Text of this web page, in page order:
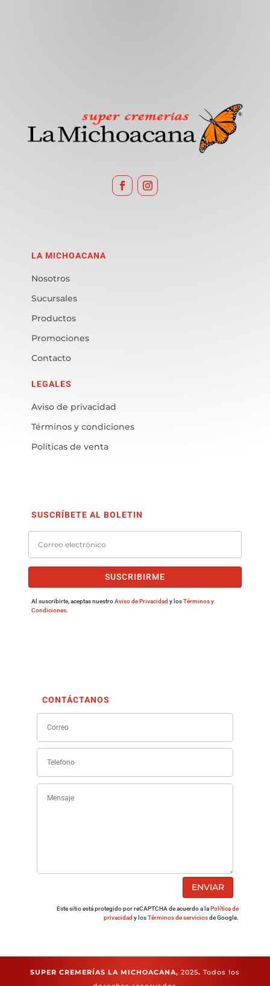
LA MICHOACANA
Nosotros
Sucursales
Productos
Promociones
Contacto
LEGALES
Aviso de privacidad
Términos y condiciones
Políticas de venta
SUSCRÍBETE AL BOLETIN
SUSCRIBIRME
Al suscribirte, aceptas nuestroAviso de Privacidad y losTérminos y
Condiciones.
CONTÁCTANOS
ENVIAR
Este sitio está protegido por reCAPTCHA de acuerdo a laPolítica de
privacidad y losTérminos de serviciosde Google.
SUPER CREMERÍAS LA MICHOACANA, 2025. Todos los